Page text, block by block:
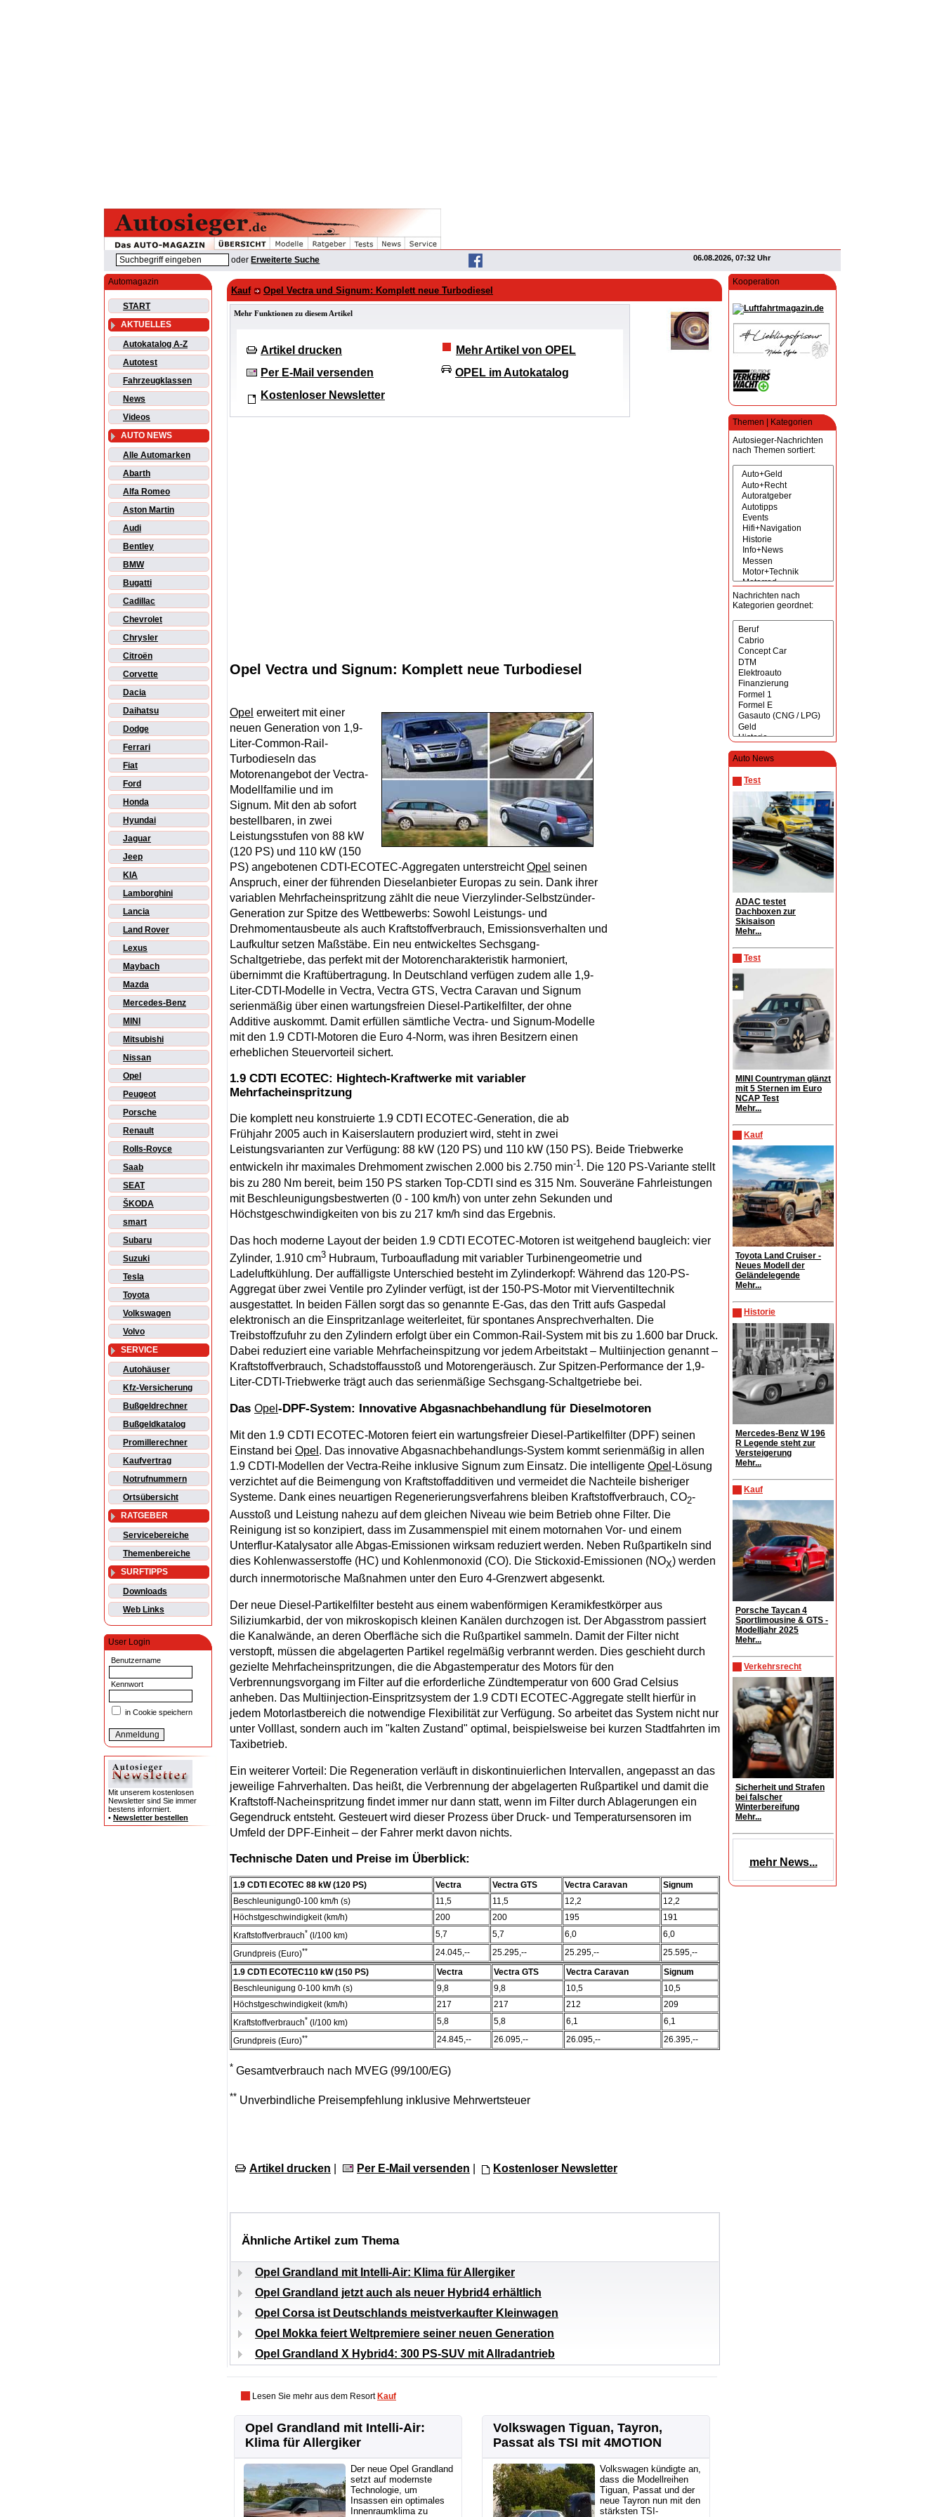
oder Erweiterte Suche 06.08.2026, 07:32 Uhr
Automagazin
START
AKTUELLES
Autokatalog A-Z
Autotest
Fahrzeugklassen
News
Videos
AUTO NEWS
Alle Automarken
Abarth
Alfa Romeo
Aston Martin
Audi
Bentley
BMW
Bugatti
Cadillac
Chevrolet
Chrysler
Citroën
Corvette
Dacia
Daihatsu
Dodge
Ferrari
Fiat
Ford
Honda
Hyundai
Jaguar
Jeep
KIA
Lamborghini
Lancia
Land Rover
Lexus
Maybach
Mazda
Mercedes-Benz
MINI
Mitsubishi
Nissan
Opel
Peugeot
Porsche
Renault
Rolls-Royce
Saab
SEAT
ŠKODA
smart
Subaru
Suzuki
Tesla
Toyota
Volkswagen
Volvo
SERVICE
Autohäuser
Kfz-Versicherung
Bußgeldrechner
Bußgeldkatalog
Promillerechner
Kaufvertrag
Notrufnummern
Ortsübersicht
RATGEBER
Servicebereiche
Themenbereiche
SURFTIPPS
Downloads
Web Links
User Login
Benutzername
Kennwort
in Cookie speichern
Mit unserem kostenlosen
Newsletter sind Sie immer
bestens informiert.
• Newsletter bestellen
Kooperation
Themen | Kategorien
Autosieger-Nachrichten
nach Themen sortiert:
Nachrichten nach
Kategorien geordnet:
Auto News
Test
ADAC testet
Dachboxen zur
Skisaison
Mehr...
Test
MINI Countryman glänzt
mit 5 Sternen im Euro
NCAP Test
Mehr...
Kauf
Toyota Land Cruiser -
Neues Modell der
Geländelegende
Mehr...
Historie
Mercedes-Benz W 196
R Legende steht zur
Versteigerung
Mehr...
Kauf
Porsche Taycan 4
Sportlimousine & GTS -
Modelljahr 2025
Mehr...
Verkehrsrecht
Sicherheit und Strafen
bei falscher
Winterbereifung
Mehr...
mehr News...
Kauf Opel Vectra und Signum: Komplett neue Turbodiesel
Mehr Funktionen zu diesem Artikel
Artikel drucken
Per E-Mail versenden
Kostenloser Newsletter
Mehr Artikel von OPEL
OPEL im Autokatalog
Opel Vectra und Signum: Komplett neue Turbodiesel
Opel erweitert mit einer
neuen Generation von 1,9-
Liter-Common-Rail-
Turbodieseln das
Motorenangebot der Vectra-
Modellfamilie und im
Signum. Mit den ab sofort
bestellbaren, in zwei
Leistungsstufen von 88 kW
(120 PS) und 110 kW (150
PS) angebotenen CDTI-ECOTEC-Aggregaten unterstreichtOpel seinen
Anspruch, einer der führenden Dieselanbieter Europas zu sein. Dank ihrer
variablen Mehrfacheinspritzung zählt die neue Vierzylinder-Selbstzünder-
Generation zur Spitze des Wettbewerbs: Sowohl Leistungs- und
Drehmomentausbeute als auch Kraftstoffverbrauch, Emissionsverhalten und
Laufkultur setzen Maßstäbe. Ein neu entwickeltes Sechsgang-
Schaltgetriebe, das perfekt mit der Motorencharakteristik harmoniert,
übernimmt die Kraftübertragung. In Deutschland verfügen zudem alle 1,9-
Liter-CDTI-Modelle in Vectra, Vectra GTS, Vectra Caravan und Signum
serienmäßig über einen wartungsfreien Diesel-Partikelfilter, der ohne
Additive auskommt. Damit erfüllen sämtliche Vectra- und Signum-Modelle
mit den 1.9 CDTI-Motoren die Euro 4-Norm, was ihren Besitzern einen
erheblichen Steuervorteil sichert.
1.9 CDTI ECOTEC: Hightech-Kraftwerke mit variabler
Mehrfacheinspritzung
Die komplett neu konstruierte 1.9 CDTI ECOTEC-Generation, die ab
Frühjahr 2005 auch in Kaiserslautern produziert wird, steht in zwei
Leistungsvarianten zur Verfügung: 88 kW (120 PS) und 110 kW (150 PS). Beide Triebwerke
entwickeln ihr maximales Drehmoment zwischen 2.000 bis 2.750 min-1. Die 120 PS-Variante stellt
bis zu 280 Nm bereit, beim 150 PS starken Top-CDTI sind es 315 Nm. Souveräne Fahrleistungen
mit Beschleunigungsbestwerten (0 - 100 km/h) von unter zehn Sekunden und
Höchstgeschwindigkeiten von bis zu 217 km/h sind das Ergebnis.
Das hoch moderne Layout der beiden 1.9 CDTI ECOTEC-Motoren ist weitgehend baugleich: vier
Zylinder, 1.910 cm3 Hubraum, Turboaufladung mit variabler Turbinengeometrie und
Ladeluftkühlung. Der auffälligste Unterschied besteht im Zylinderkopf: Während das 120-PS-
Aggregat über zwei Ventile pro Zylinder verfügt, ist der 150-PS-Motor mit Vierventiltechnik
ausgestattet. In beiden Fällen sorgt das so genannte E-Gas, das den Tritt aufs Gaspedal
elektronisch an die Einspritzanlage weiterleitet, für spontanes Ansprechverhalten. Die
Treibstoffzufuhr zu den Zylindern erfolgt über ein Common-Rail-System mit bis zu 1.600 bar Druck.
Dabei reduziert eine variable Mehrfacheinspitzung vor jedem Arbeitstakt – Multiinjection genannt –
Kraftstoffverbrauch, Schadstoffausstoß und Motorengeräusch. Zur Spitzen-Performance der 1,9-
Liter-CDTI-Triebwerke trägt auch das serienmäßige Sechsgang-Schaltgetriebe bei.
Das Opel -DPF-System: Innovative Abgasnachbehandlung für Dieselmotoren
Mit den 1.9 CDTI ECOTEC-Motoren feiert ein wartungsfreier Diesel-Partikelfilter (DPF) seinen
Einstand bei Opel . Das innovative Abgasnachbehandlungs-System kommt serienmäßig in allen
1.9 CDTI-Modellen der Vectra-Reihe inklusive Signum zum Einsatz. Die intelligente Opel -Lösung
verzichtet auf die Beimengung von Kraftstoffadditiven und vermeidet die Nachteile bisheriger
Systeme. Dank eines neuartigen Regenerierungsverfahrens bleiben Kraftstoffverbrauch, CO2-
Ausstoß und Leistung nahezu auf dem gleichen Niveau wie beim Betrieb ohne Filter. Die
Reinigung ist so konzipiert, dass im Zusammenspiel mit einem motornahen Vor- und einem
Unterflur-Katalysator alle Abgas-Emissionen wirksam reduziert werden. Neben Rußpartikeln sind
dies Kohlenwasserstoffe (HC) und Kohlenmonoxid (CO). Die Stickoxid-Emissionen (NOX) werden
durch innermotorische Maßnahmen unter den Euro 4-Grenzwert abgesenkt.
Der neue Diesel-Partikelfilter besteht aus einem wabenförmigen Keramikfestkörper aus
Siliziumkarbid, der von mikroskopisch kleinen Kanälen durchzogen ist. Der Abgasstrom passiert
die Kanalwände, an deren Oberfläche sich die Rußpartikel sammeln. Damit der Filter nicht
verstopft, müssen die abgelagerten Partikel regelmäßig verbrannt werden. Dies geschieht durch
gezielte Mehrfacheinspritzungen, die die Abgastemperatur des Motors für den
Verbrennungsvorgang im Filter auf die erforderliche Zündtemperatur von 600 Grad Celsius
anheben. Das Multiinjection-Einspritzsystem der 1.9 CDTI ECOTEC-Aggregate stellt hierfür in
jedem Motorlastbereich die notwendige Flexibilität zur Verfügung. So arbeitet das System nicht nur
unter Volllast, sondern auch im "kalten Zustand" optimal, beispielsweise bei kurzen Stadtfahrten im
Taxibetrieb.
Ein weiterer Vorteil: Die Regeneration verläuft in diskontinuierlichen Intervallen, angepasst an das
jeweilige Fahrverhalten. Das heißt, die Verbrennung der abgelagerten Rußpartikel und damit die
Kraftstoff-Nacheinspritzung findet immer nur dann statt, wenn im Filter durch Ablagerungen ein
Gegendruck entsteht. Gesteuert wird dieser Prozess über Druck- und Temperatursensoren im
Umfeld der DPF-Einheit – der Fahrer merkt davon nichts.
Technische Daten und Preise im Überblick:
1.9 CDTI ECOTEC 88 kW (120 PS) Vectra Vectra GTS Vectra Caravan
Signum
Beschleunigung0-100 km/h (s)
11,5 11,5 12,2
12,2
Höchstgeschwindigkeit (km/h)
200 200 195
191
Kraftstoffverbrauch* (l/100 km) 5,7 5,7 6,0
6,0
Grundpreis (Euro)** 24.045,-- 25.295,-- 25.295,--
25.595,--
1.9 CDTI ECOTEC110 kW (150 PS) Vectra Vectra GTS Vectra Caravan
Signum
Beschleunigung 0-100 km/h (s)
9,8 9,8 10,5
10,5
Höchstgeschwindigkeit (km/h)
217 217 212
209
Kraftstoffverbrauch* (l/100 km) 5,8 5,8 6,1
6,1
Grundpreis (Euro)** 24.845,-- 26.095,-- 26.095,-- 26.395,--
* Gesamtverbrauch nach MVEG (99/100/EG)
** Unverbindliche Preisempfehlung inklusive Mehrwertsteuer
Artikel drucken Per E-Mail versenden Kostenloser Newsletter
Ähnliche Artikel zum Thema
Opel Grandland mit Intelli-Air: Klima für Allergiker
Opel Grandland jetzt auch als neuer Hybrid4 erhältlich
Opel Corsa ist Deutschlands meistverkaufter Kleinwagen
Opel Mokka feiert Weltpremiere seiner neuen Generation
Opel Grandland X Hybrid4: 300 PS-SUV mit Allradantrieb
Lesen Sie mehr aus dem Resort Kauf
Opel Grandland mit Intelli-Air:
Klima für Allergiker
Der neue Opel Grandland
setzt auf modernste
Technologie, um
Insassen ein optimales
Innenraumklima zu
Volkswagen Tiguan, Tayron,
Passat als TSI mit 4MOTION
Volkswagen kündigte an,
dass die Modellreihen
Tiguan, Passat und der
neue Tayron nun mit den
stärksten TSI-